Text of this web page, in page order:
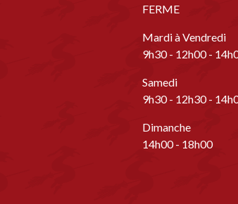
FERME
Mardi à Vendredi
9h30 - 12h00 -
Samedi
9h30 - 12h30 -
Dimanche
14h00 - 18h00